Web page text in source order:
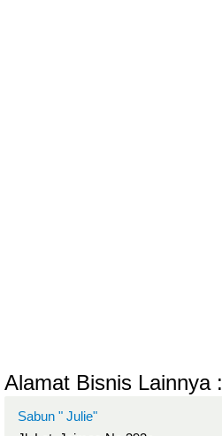
Alamat Bisnis Lainnya :
Sabun " Julie"